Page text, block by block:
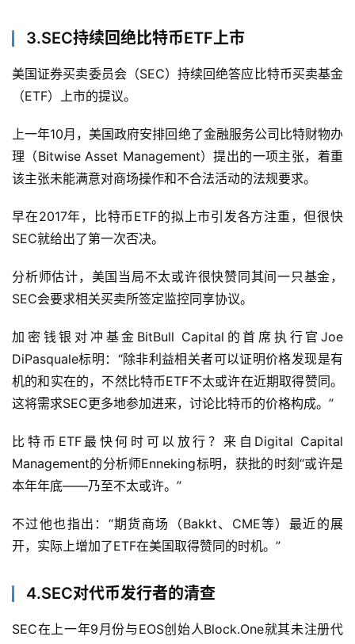
页
业
人
3.SEC持续回绝比特币ETF上市
美国证券买卖委员会（SEC）持续回绝答应比特币买卖基金
（ETF）上市的提议。
上一年10月，美国政府安排回绝了金融服务公司比特财物办
理（Bitwise Asset Management）提出的一项主张，着重
该主张未能满意对商场操作和不合法活动的法规要求。
早在2017年，比特币ETF的拟上市引发各方注重，但很快
SEC就给出了第一次否决。
分析师估计，美国当局不太或许很快赞同其间一只基金，
SEC会要求相关买卖所签定监控同享协议。
加密钱银对冲基金BitBull Capital的首席执行官Joe
DiPasquale标明：“除非利益相关者可以证明价格发现是有
机的和实在的，不然比特币ETF不太或许在近期取得赞同。
这将需求SEC更多地参加进来，讨论比特币的价格构成。”
比特币ETF最快何时可以放行？来自Digital Capital
Management的分析师Enneking标明，获批的时刻“或许是
本年年底——乃至不太或许。”
不过他也指出：“期货商场（Bakkt、CME等）最近的展
开，实际上增加了ETF在美国取得赞同的时机。”
4.SEC对代币发行者的清查
SEC在上一年9月份与EOS创始人Block.One就其未注册代